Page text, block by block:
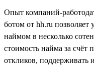
Опыт компаний-
ботом от hh.ru позволяет
наймом в несколько
стоимость найма за счёт
откликов, поддерживать